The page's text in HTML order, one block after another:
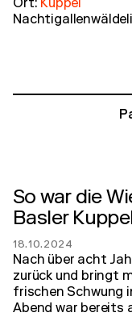
Ort: Kuppel
So war die
Basler
18.10.2024
Nach über acht
zurück und bringt
frischen Schwung
Abend war bereits